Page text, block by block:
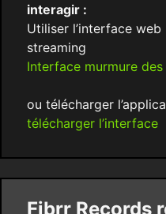
interagir :
Utiliser l’interface
streaming
Interface murmure
ou télécharger
télécharger l’interface
Fibrr Records